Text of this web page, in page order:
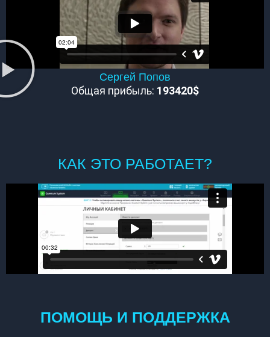
Сергей Попов
Общая прибыль: 193420$
КАК ЭТО РАБОТАЕТ?
ПОМОЩЬ И ПОДДЕРЖКА